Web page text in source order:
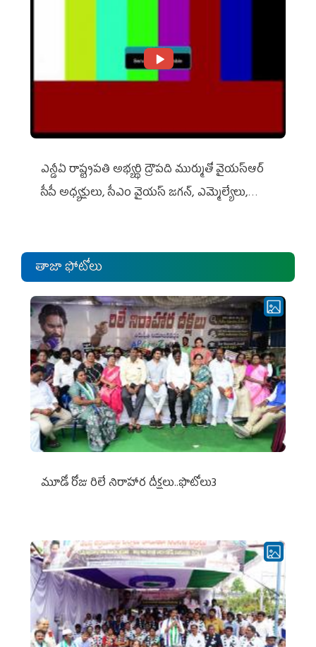
ఎన్డీఏ రాష్ట్ర‌ప‌తి అభ్య‌ర్థి ద్రౌప‌ది ముర్ముతో వైయ‌స్ఆర్
సీపీ అధ్య‌క్షులు, సీఎం వైయ‌స్ జ‌గ‌న్, ఎమ్మెల్యేలు,
తాజా ఫోటోలు
మూడో రోజు రిలే నిరాహార దీక్షలు..ఫొటోలు3